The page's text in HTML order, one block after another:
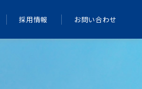
採用情報 お問い合わせ